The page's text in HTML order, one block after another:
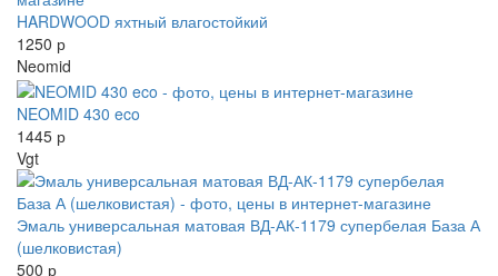
HARDWOOD яхтный влагостойкий
1250 р
Neomid
NEOMID 430 eco
1445 р
Vgt
Эмаль универсальная матовая ВД-АК-1179 супербелая База А
(шелковистая)
500 р